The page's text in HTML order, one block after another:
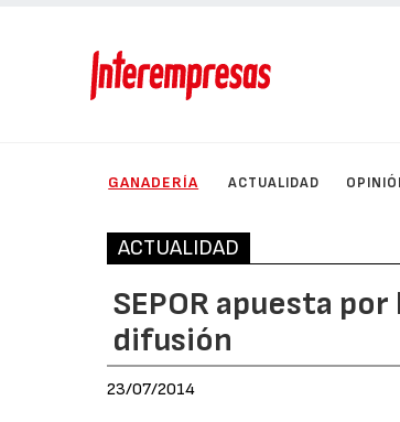
GANADERÍA ACTUALIDAD
ACTUALIDAD
SEPOR apuesta
difusión
23/07/2014